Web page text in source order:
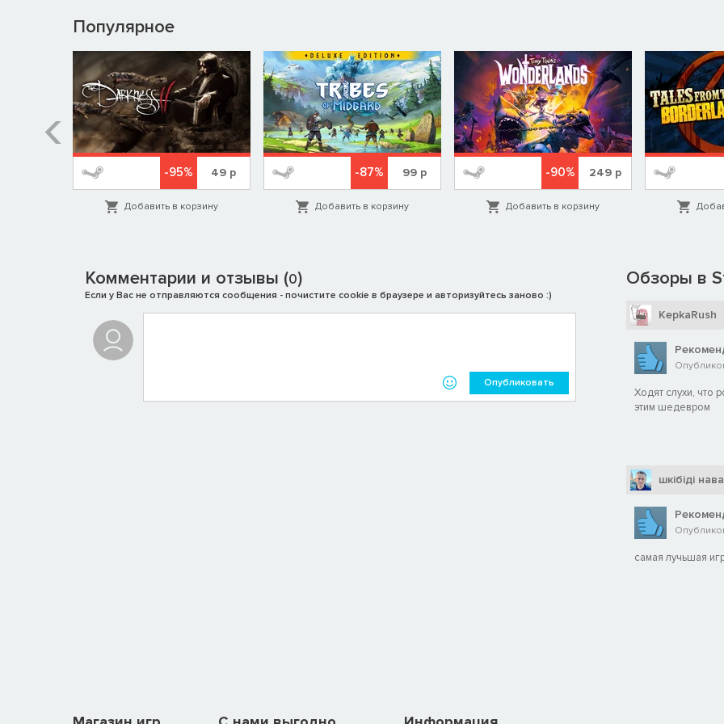
Спасибо всем, кто обратил внимание на проект. Пожалуйста, добавьте игру в вишлист, это очень поможет её
продвижению.
Бася и Мартин:
Популярное
-95% 49 р
Добавить в корзину
-87% 99р
Добавить в корзину
-90% 249р
Добавить в корзину
Комментарии и отзывы (0)
Если у Вас не отправляются сообщения - почистите cookie в браузере и авторизуйтесь заново :)
Опубликовать
Обзоры в
KepkaRush
Ходят слухи, что
этим шедевром
шкiбiдi
самая лучьшая